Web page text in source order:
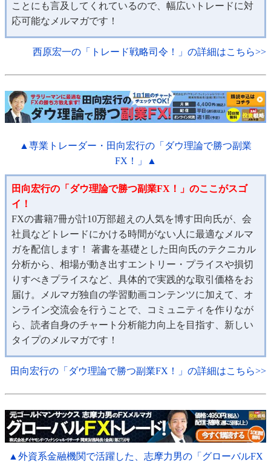
ことにも言及してくれているので、幅広いトレードに対
応可能なメルマガです！
西原宏一の「トレード戦略司令！」の詳細はこちら>>
▲専業トレーダー・田向宏行の「ダウ理論で勝つ副業
FX！」▲
田向宏行の「ダウ理論で勝つ副業FX！」のここがスゴ
イ！
FXの書籍7冊が計10万部超えの人気を博す田向氏が、会
社員などトレードにかける時間がない人に最適なメルマ
ガを配信します！ 著書を基礎とした田向氏のテクニカル
分析から、相場が動き出すエントリー・プライスや損切
りすべきプライスなど、具体的で実践的な取引価格をお
届け。メルマガ独自の学習動画コンテンツに加えて、オ
ンライン交流会を行うことで、コミュニティを作りなが
ら、読者自身のチャート分析能力向上を目指す、新しい
タイプのメルマガです！
田向宏行の「ダウ理論で勝つ副業FX！」の詳細はこちら>>
▲外資系金融機関で活躍した、志摩力男の「グローバルFX